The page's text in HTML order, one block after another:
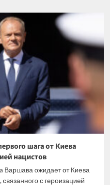
шага от Киева
нацистов
Варшава ожидает от Киева
с героизацией